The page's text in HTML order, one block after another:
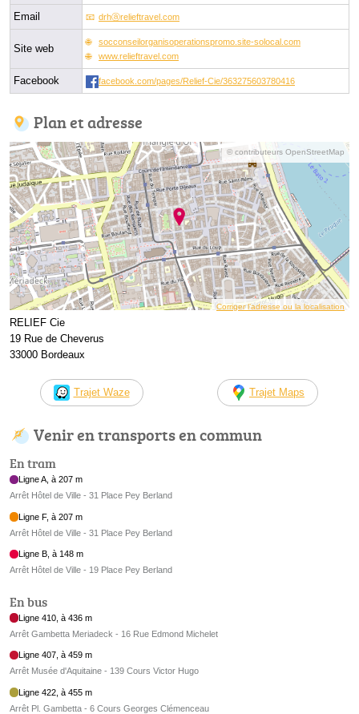
Email drhⓐrelieftravel.com
Site web
socconseilorganisoperationspromo.site-solocal.com
www.relieftravel.com
Facebook facebook.com/pages/Relief-Cie/363275603780416
Plan et adresse
© contributeurs OpenStreetMap
Corriger l’adresse ou la localisation
RELIEF Cie
19 Rue de Cheverus
33000 Bordeaux
Trajet Waze Trajet Maps
Venir en transports en commun
En tram
Ligne A, à 207 m
Arrêt Hôtel de Ville - 31 Place Pey Berland
Ligne F, à 207 m
Arrêt Hôtel de Ville - 31 Place Pey Berland
Ligne B, à 148 m
Arrêt Hôtel de Ville - 19 Place Pey Berland
En bus
Ligne 410, à 436 m
Arrêt Gambetta Meriadeck - 16 Rue Edmond Michelet
Ligne 407, à 459 m
Arrêt Musée d'Aquitaine - 139 Cours Victor Hugo
Ligne 422, à 455 m
Arrêt Pl. Gambetta - 6 Cours Georges Clémenceau